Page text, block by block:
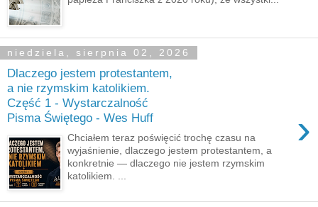
niedziela, sierpnia 02, 2026
Dlaczego jestem protestantem,
a nie rzymskim katolikiem.
Część 1 - Wystarczalność
Pisma Świętego - Wes Huff
›
Chciałem teraz poświęcić trochę czasu na
wyjaśnienie, dlaczego jestem protestantem, a
konkretnie — dlaczego nie jestem rzymskim
katolikiem. ...